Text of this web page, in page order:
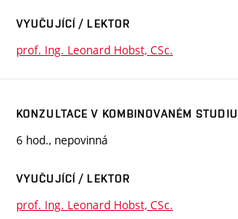
VYUČUJÍCÍ / LEKTOR
prof. Ing. Leonard Hobst, CSc.
KONZULTACE V KOMBINOVANÉM STUDIU
6 hod., nepovinná
VYUČUJÍCÍ / LEKTOR
prof. Ing. Leonard Hobst, CSc.